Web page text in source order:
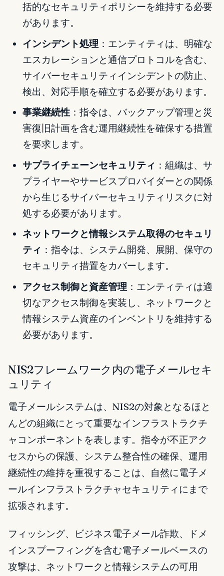
括的なセキュリティポリシーを維持する必要
があります。
インシデント処理 ：エンティティは、明確な
エスカレーションと通信プロトコルを含む、
サイバーセキュリティインシデントの防止、
検出、対応手順を確立する必要があります。
事業継続性：指令は、バックアップ管理と災
害復旧計画を含む運用継続性を確保する措置
を要求します。
サプライチェーンセキュリティ ：組織は、サ
プライヤーやサービスプロバイダーとの関係
から生じるサイバーセキュリティリスクに対
処する必要があります。
ネットワークと情報システム取得のセキュリ
ティ ：指令は、システム開発、展開、保守の
セキュリティ措置をカバーします。
アクセス制御と資産管理 ：エンティティは適
切なアクセス制御を実装し、ネットワークと
情報システム資産のインベントリを維持する
必要があります。
NIS2フレームワーク内の電子メールセキ
ュリティ
電子メールシステムは、NIS2の対象となるほと
んどの組織にとって重要なインフラストラクチ
ャコンポーネントを表します。指令が不正アク
セスからの保護、システム整合性の確保、運用
継続性の維持を重視することは、自然に電子メ
ールインフラストラクチャセキュリティにまで
拡張されます。
フィッシング、ビジネス電子メール詐欺、ドメ
インスプーフィングを含む電子メールベースの
攻撃は、ネットワークと情報システムの可用